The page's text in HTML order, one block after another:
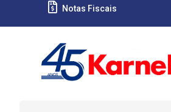
Notas Fiscais